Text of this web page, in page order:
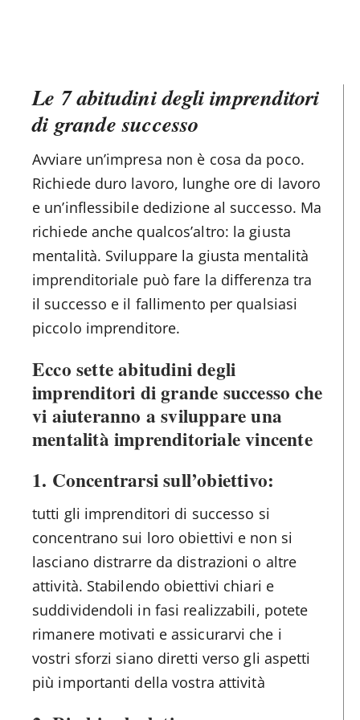
Le 7 abitudini degli imprenditori
di grande successo
Avviare un’impresa non è cosa da poco.
Richiede duro lavoro, lunghe ore di lavoro
e un’inflessibile dedizione al successo. Ma
richiede anche qualcos’altro: la giusta
mentalità. Sviluppare la giusta mentalità
imprenditoriale può fare la differenza tra
il successo e il fallimento per qualsiasi
piccolo imprenditore.
Ecco sette abitudini degli
imprenditori di grande successo che
vi aiuteranno a sviluppare una
mentalità imprenditoriale vincente
1. Concentrarsi sull’obiettivo:
tutti gli imprenditori di successo si
concentrano sui loro obiettivi e non si
lasciano distrarre da distrazioni o altre
attività. Stabilendo obiettivi chiari e
suddividendoli in fasi realizzabili, potete
rimanere motivati e assicurarvi che i
vostri sforzi siano diretti verso gli aspetti
più importanti della vostra attività